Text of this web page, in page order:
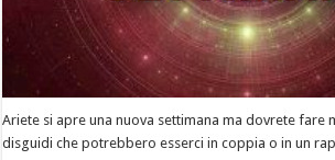
Ariete si apre una nuova settimana ma dovrete fare
disguidi che potrebbero esserci in coppia o in un